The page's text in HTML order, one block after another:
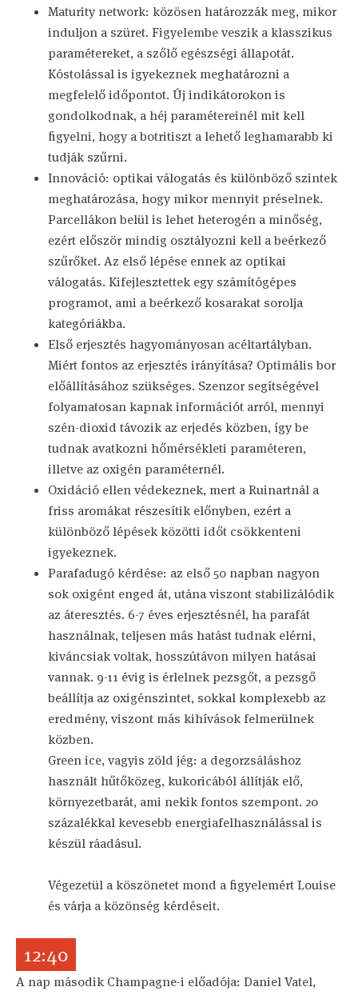
Maturity network: közösen határozzák meg, mikor
induljon a szüret. Figyelembe veszik a klasszikus
paramétereket, a szőlő egészségi állapotát.
Kóstolással is igyekeznek meghatározni a
megfelelő időpontot. Új indikátorokon is
gondolkodnak, a héj paramétereinél mit kell
figyelni, hogy a botritiszt a lehető leghamarabb ki
tudják szűrni.
Innováció: optikai válogatás és különböző szintek
meghatározása, hogy mikor mennyit préselnek.
Parcellákon belül is lehet heterogén a minőség,
ezért először mindig osztályozni kell a beérkező
szűrőket. Az első lépése ennek az optikai
válogatás. Kifejlesztettek egy számítógépes
programot, ami a beérkező kosarakat sorolja
kategóriákba.
Első erjesztés hagyományosan acéltartályban.
Miért fontos az erjesztés irányítása? Optimális bor
előállításához szükséges. Szenzor segítségével
folyamatosan kapnak információt arról, mennyi
szén-dioxid távozik az erjedés közben, így be
tudnak avatkozni hőmérsékleti paraméteren,
illetve az oxigén paraméternél.
Oxidáció ellen védekeznek, mert a Ruinartnál a
friss aromákat részesítik előnyben, ezért a
különböző lépések közötti időt csökkenteni
igyekeznek.
Parafadugó kérdése: az első 50 napban nagyon
sok oxigént enged át, utána viszont stabilizálódik
az áteresztés. 6-7 éves erjesztésnél, ha parafát
használnak, teljesen más hatást tudnak elérni,
kiváncsiak voltak, hosszútávon milyen hatásai
vannak. 9-11 évig is érlelnek pezsgőt, a pezsgő
beállítja az oxigénszintet, sokkal komplexebb az
eredmény, viszont más kihívások felmerülnek
közben.
Green ice, vagyis zöld jég: a degorzsáláshoz
használt hűtőközeg, kukoricából állítják elő,
környezetbarát, ami nekik fontos szempont. 20
százalékkal kevesebb energiafelhasználással is
készül ráadásul.
Végezetül a köszönetet mond a figyelemért Louise
és várja a közönség kérdéseit.
12:40
A nap második Champagne-i előadója: Daniel Vatel,